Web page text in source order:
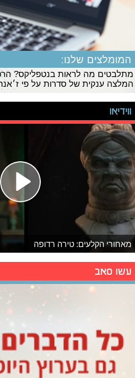
המומלצים שלנו:
מתלבטים מה לראות בנטפליקס?
המלצה ענקית של סדרות על פי
ווידיאו
מאחורי הקלעים: טירה רדופה
עשו סאב